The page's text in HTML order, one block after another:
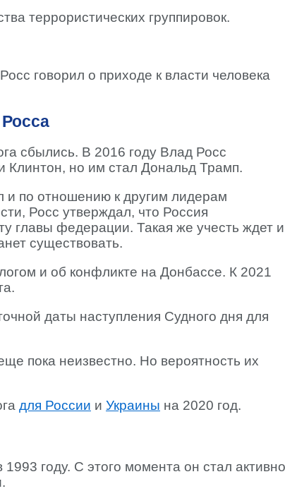
террористических группировок.
говорил о приходе к власти человека
сбылись. В 2016 году Влад Росс
Клинтон, но им стал Дональд Трамп.
и по отношению к другим лидерам
Росс утверждал, что Россия
главы федерации. Такая же учесть ждет и
существовать.
и об конфликте на Донбассе. К 2021
даты наступления Судного дня для
пока неизвестно. Но вероятность их
для России и Украины на 2020 год.
году. С этого момента он стал активно